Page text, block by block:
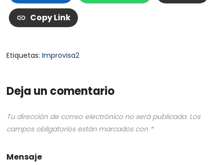
Copy Link
Etiquetas:Improvisa2
Deja un comentario
Tu dirección de correo electrónico no será publicada. Los
campos obligatorios están marcados con *
Mensaje